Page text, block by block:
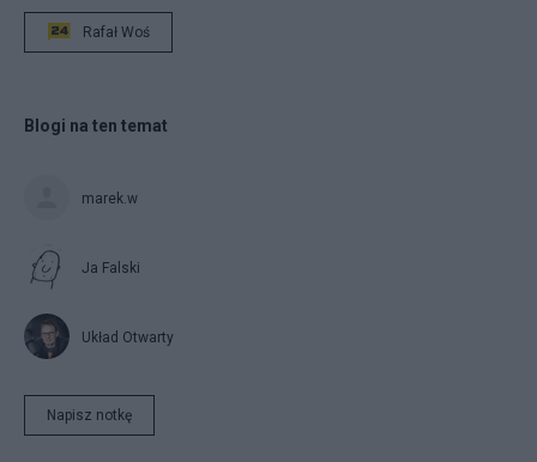
Rafał Woś
Blogi na ten temat
marek.w
Ja Falski
Układ Otwarty
Napisz notkę